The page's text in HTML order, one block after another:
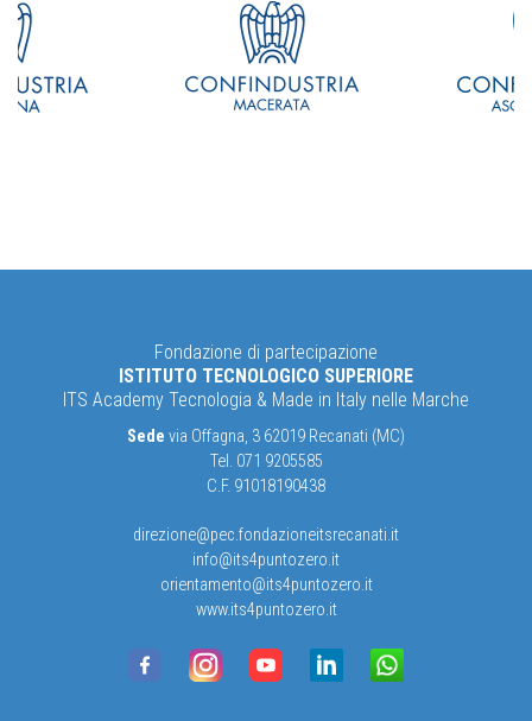
Fondazione di partecipazione
ISTITUTO TECNOLOGICO SUPERIORE
ITS Academy Tecnologia & Made in Italy nelle Marche
Sede via Offagna, 3 62019 Recanati (MC)
Tel. 071 9205585
C.F. 91018190438
direzione@pec.fondazioneitsrecanati.it
info@its4puntozero.it
orientamento@its4puntozero.it
www.its4puntozero.it